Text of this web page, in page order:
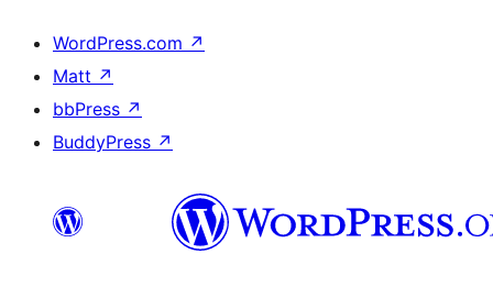
WordPress.com ↗
Matt ↗
bbPress ↗
BuddyPress ↗